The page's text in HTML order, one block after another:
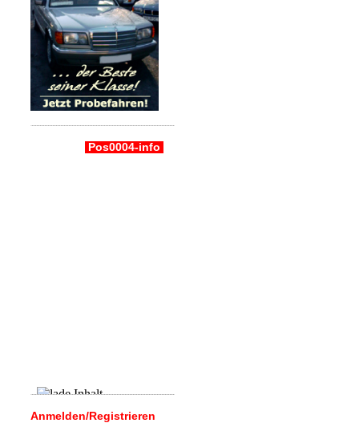
Pos0004-info
Anmelden/Registrieren